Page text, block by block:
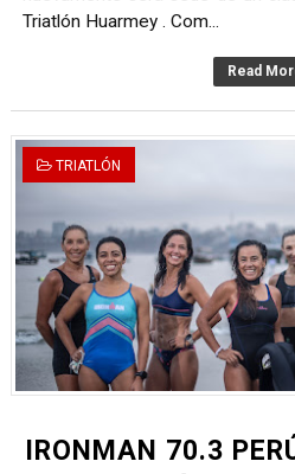
Triatlón Huarmey . Com...
Read
TRIATLÓN
IRONMAN 70.3